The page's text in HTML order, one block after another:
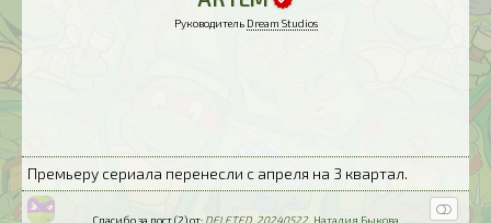
Руководитель Dream Studios
Премьеру сериала перенесли с апреля на 3 квартал.
Спасибо за пост (2) от: DELETED_20240522 Наталия Быкова